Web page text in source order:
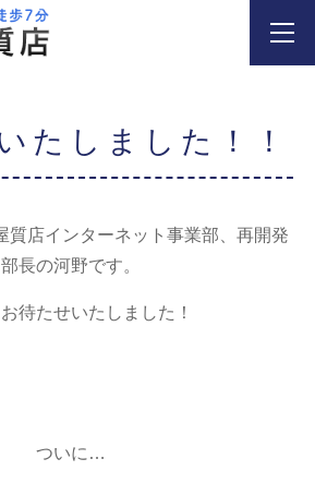
たしました！！
質店インターネット事業部、再開発
部長の河野です。
待たせいたしました！
ついに…